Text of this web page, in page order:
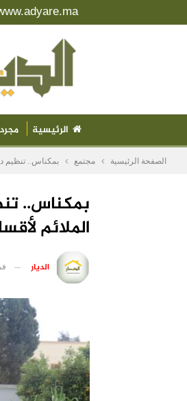
الرئيسية
الصفحة الرئيسية مجتمع بمكناس.. تنظيم
بمكناس..
الملائم
الديار